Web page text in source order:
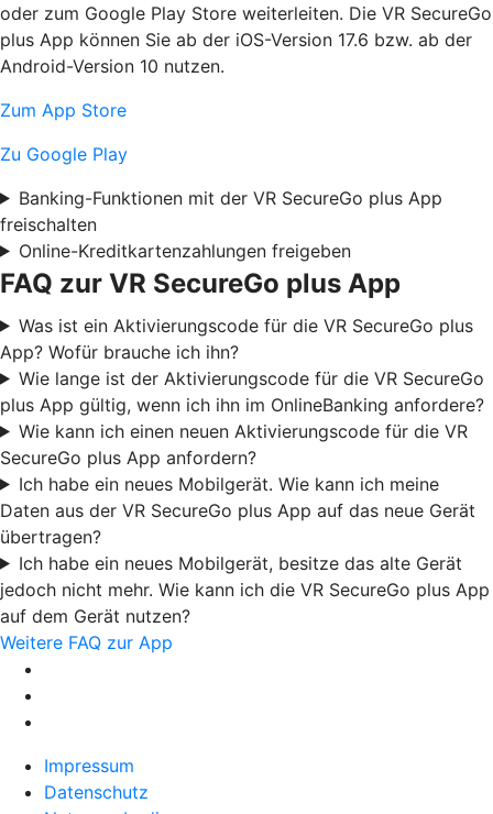
oder zum Google Play Store weiterleiten. Die VR SecureGo
plus App können Sie ab der iOS-Version 17.6 bzw. ab der
Android-Version 10 nutzen.
Zum App Store
Zu Google Play
Banking-Funktionen mit der VR SecureGo plus App
freischalten
Online-Kreditkartenzahlungen freigeben
FAQ zur VR SecureGo plus App
Was ist ein Aktivierungscode für die VR SecureGo plus
App? Wofür brauche ich ihn?
Wie lange ist der Aktivierungscode für die VR SecureGo
plus App gültig, wenn ich ihn im OnlineBanking anfordere?
Wie kann ich einen neuen Aktivierungscode für die VR
SecureGo plus App anfordern?
Ich habe ein neues Mobilgerät. Wie kann ich meine
Daten aus der VR SecureGo plus App auf das neue Gerät
übertragen?
Ich habe ein neues Mobilgerät, besitze das alte Gerät
jedoch nicht mehr. Wie kann ich die VR SecureGo plus App
auf dem Gerät nutzen?
Weitere FAQ zur App
Impressum
Datenschutz